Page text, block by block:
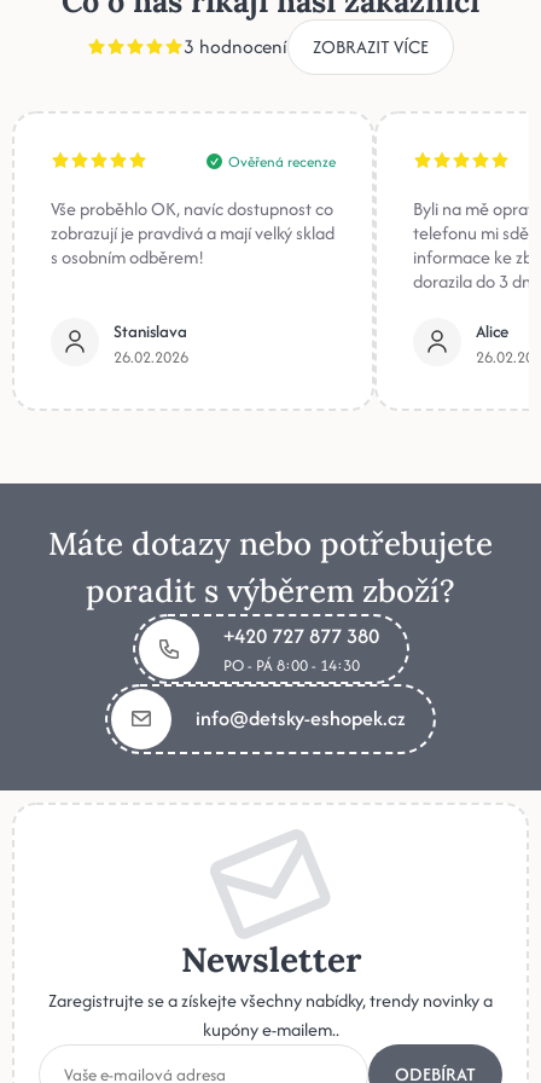
3 hodnocení ZOBRAZIT VÍCE
Ověřená recenze
Vše proběhlo OK, navíc dostupnost co
zobrazují je pravdivá a mají velký sklad
s osobním odběrem!
Stanislava
26.02.2026
Byli na mě
telefonu mi
informace ke
dorazila do 3
Alice
Máte dotazy nebo potřebujete
poradit s výběrem zboží?
+420 727 877 380
PO - PÁ 8:00 - 14:30
info@detsky-eshopek.cz
Newsletter
Zaregistrujte se a získejte všechny nabídky, trendy novinky a
kupóny e-mailem..
ODEBÍRAT